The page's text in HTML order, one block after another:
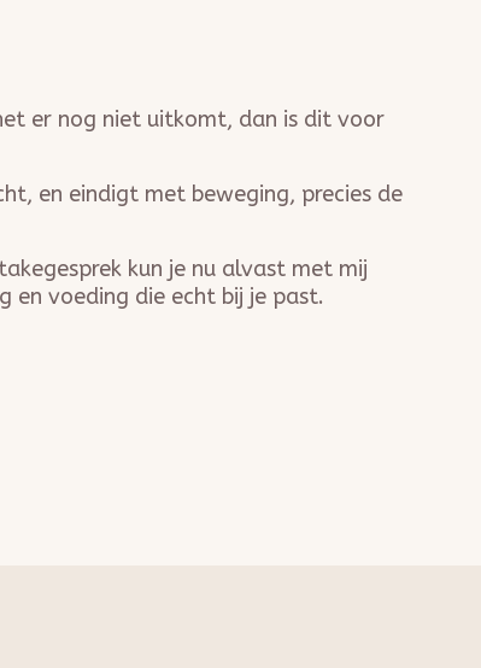
er nog niet uitkomt, dan is dit voor
en eindigt met beweging, precies de
kun je nu alvast met mij
en voeding die echt bij je past.